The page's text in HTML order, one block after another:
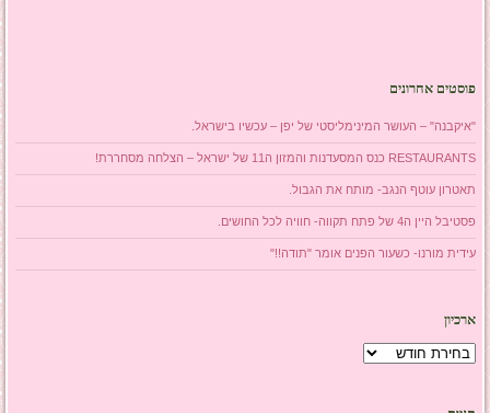
פוסטים אחרונים
"איקבנה" – העושר המינימליסטי של יפן – עכשיו בישראל.
RESTAURANTS כנס המסעדנות והמזון ה11 של ישראל – הצלחה מסחררת!
תאטרון עוטף הנגב- מותח את הגבול.
פסטיבל היין ה4 של פתח תקווה- חוויה לכל החושים.
עידית מורנו- כשעור הפנים אומר "תודה!!"
ארכיון
ארכיון